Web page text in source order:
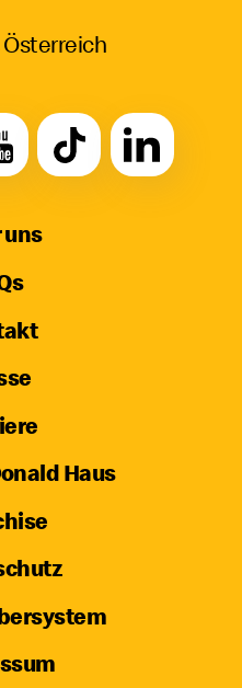
Österreich
uns
Haus